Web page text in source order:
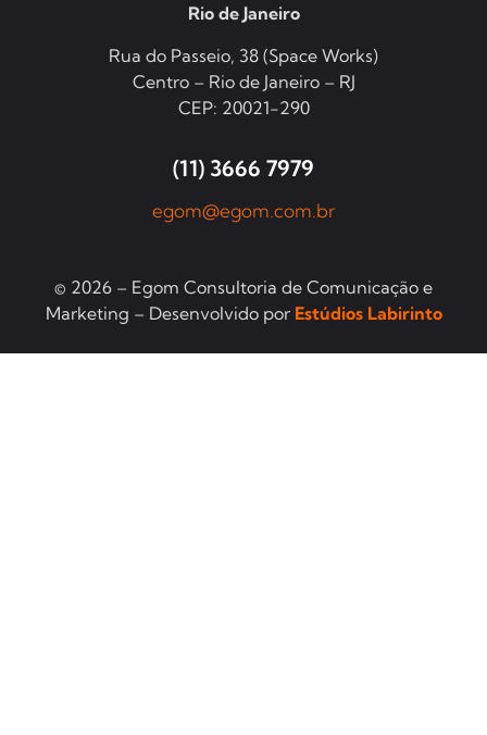
Rio de Janeiro
Rua do Passeio, 38 (Space Works)
Centro – Rio de Janeiro – RJ
CEP: 20021-290
(11) 3666 7979
egom@egom.com.br
© 2026 – Egom Consultoria de Comunicação e
Marketing – Desenvolvido por Estúdios Labirinto